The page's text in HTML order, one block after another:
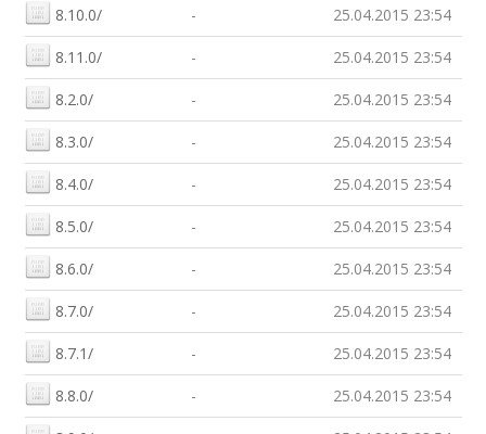
8.10.0/ - 25.04.2015 23:54
8.11.0/ - 25.04.2015 23:54
8.2.0/ - 25.04.2015 23:54
8.3.0/ - 25.04.2015 23:54
8.4.0/ - 25.04.2015 23:54
8.5.0/ - 25.04.2015 23:54
8.6.0/ - 25.04.2015 23:54
8.7.0/ - 25.04.2015 23:54
8.7.1/ - 25.04.2015 23:54
8.8.0/ - 25.04.2015 23:54